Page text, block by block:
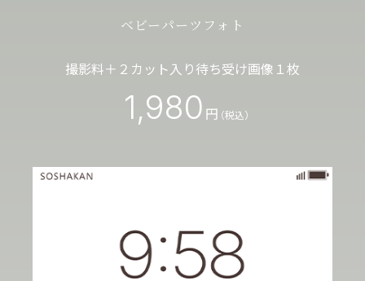
ベビーパーツフォト
撮影料＋２カット入り待ち受け画像１枚
1,980 円（税込）